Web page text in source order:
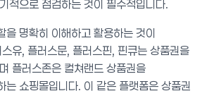
적으로 점검하는 것이 필수적입니다.
을 명확히 이해하고 활용하는 것이
유, 플러스문, 플러스핀, 핀큐는 상품권을
플러스존은 컬쳐랜드 상품권을
는 쇼핑몰입니다. 이 같은 플랫폼은 상품권